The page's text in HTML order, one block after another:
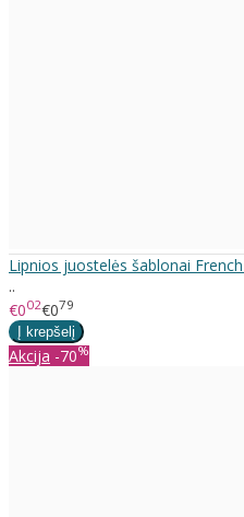
Lipnios juostelės šablonai
..
€002€079
Akcija -70%